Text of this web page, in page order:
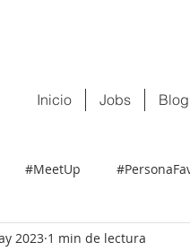
Inicio Jobs Blog
#MeetUp
2023 1 min de lectura